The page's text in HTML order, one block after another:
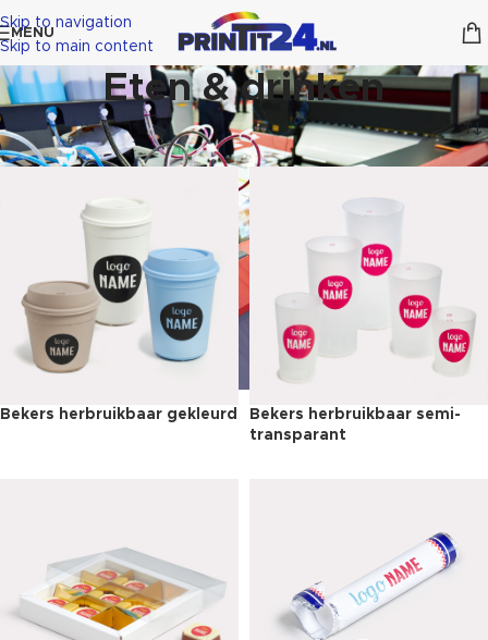
Skip to navigation
Skip to main content
MENU
Eten & drinken
Bekers herbruikbaar gekleurd
Bekers herbruikbaar semi-
transparant